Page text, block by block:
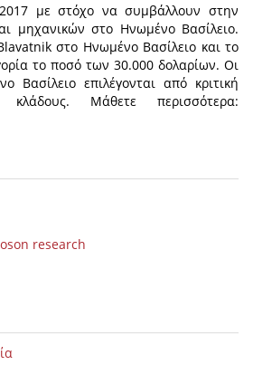
με στόχο να συμβάλλουν στην
μηχανικών στο Ηνωμένο Βασίλειο.
στο Ηνωμένο Βασίλειο και το
το ποσό των 30.000 δολαρίων. Οι
επιλέγονται από κριτική
κλάδους. Μάθετε περισσότερα:
research